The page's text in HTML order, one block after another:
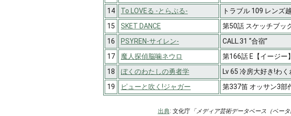
14
To LOVEる -とらぶる-
トラブル 109 レンズ
15
SKET DANCE
第50話 スケッチブッ
16
PSYREN-サイレン-
CALL.31 “合宿”
17
魔人探偵脳噛ネウロ
第166話 E【イージー】
18
ぼくのわたしの勇者学
Lv 65 冷房大好き!わ
19
ピューと吹く!ジャガー 第337笛 オッサン3部
出典: 文化庁「メディア芸術データベース（ベータ